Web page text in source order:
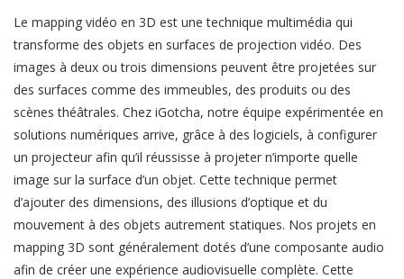
Le mapping vidéo en 3D est une technique multimédia qui
transforme des objets en surfaces de projection vidéo. Des
images à deux ou trois dimensions peuvent être projetées sur
des surfaces comme des immeubles, des produits ou des
scènes théâtrales. Chez iGotcha, notre équipe expérimentée en
solutions numériques arrive, grâce à des logiciels, à configurer
un projecteur afin qu’il réussisse à projeter n’importe quelle
image sur la surface d’un objet. Cette technique permet
d’ajouter des dimensions, des illusions d’optique et du
mouvement à des objets autrement statiques. Nos projets en
mapping 3D sont généralement dotés d’une composante audio
afin de créer une expérience audiovisuelle complète. Cette